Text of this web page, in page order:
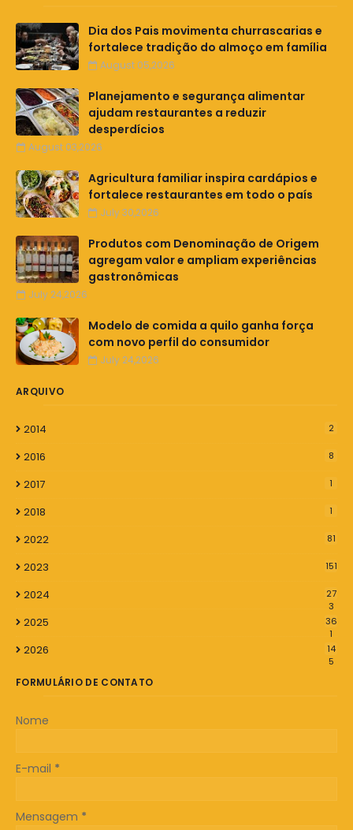
Dia dos Pais movimenta churrascarias e
fortalece tradição do almoço em família
August 05,2026
Planejamento e segurança alimentar
ajudam restaurantes a reduzir
desperdícios
August 03,2026
Agricultura familiar inspira cardápios e
fortalece restaurantes em todo o país
July 30,2026
Produtos com Denominação de Origem
agregam valor e ampliam experiências
gastronômicas
July 24,2026
Modelo de comida a quilo ganha força
com novo perfil do consumidor
July 24,2026
ARQUIVO
2014 2
2016 8
2017 1
2018 1
2022 81
2023 151
2024
27
3
2025
36
1
2026
14
5
FORMULÁRIO DE CONTATO
Nome
E-mail *
Mensagem *